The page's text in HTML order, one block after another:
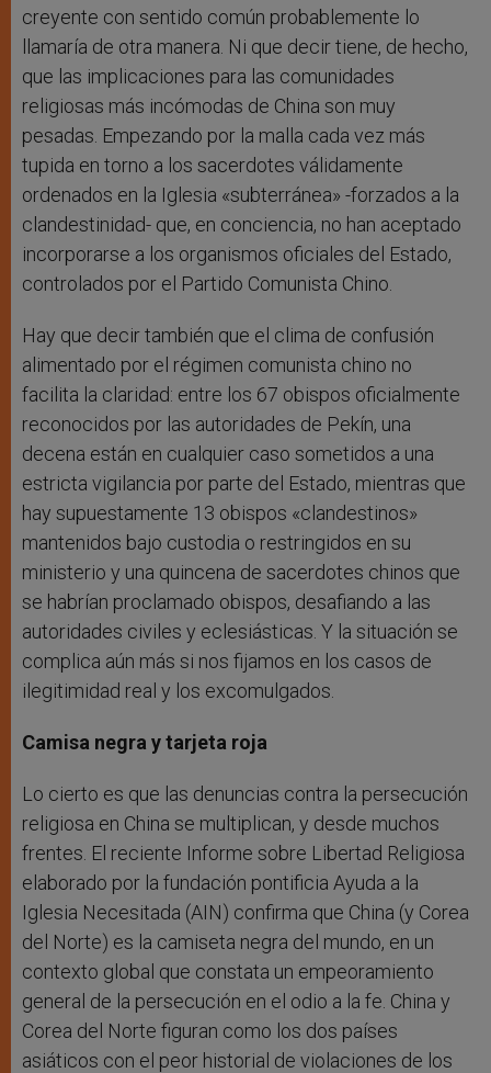
creyente con sentido común probablemente lo
llamaría de otra manera. Ni que decir tiene, de hecho,
que las implicaciones para las comunidades
religiosas más incómodas de China son muy
pesadas. Empezando por la malla cada vez más
tupida en torno a los sacerdotes válidamente
ordenados en la Iglesia «subterránea» -forzados a la
clandestinidad- que, en conciencia, no han aceptado
incorporarse a los organismos oficiales del Estado,
controlados por el Partido Comunista Chino.
Hay que decir también que el clima de confusión
alimentado por el régimen comunista chino no
facilita la claridad: entre los 67 obispos oficialmente
reconocidos por las autoridades de Pekín, una
decena están en cualquier caso sometidos a una
estricta vigilancia por parte del Estado, mientras que
hay supuestamente 13 obispos «clandestinos»
mantenidos bajo custodia o restringidos en su
ministerio y una quincena de sacerdotes chinos que
se habrían proclamado obispos, desafiando a las
autoridades civiles y eclesiásticas. Y la situación se
complica aún más si nos fijamos en los casos de
ilegitimidad real y los excomulgados.
Camisa negra y tarjeta roja
Lo cierto es que las denuncias contra la persecución
religiosa en China se multiplican, y desde muchos
frentes. El reciente Informe sobre Libertad Religiosa
elaborado por la fundación pontificia Ayuda a la
Iglesia Necesitada (AIN) confirma que China (y Corea
del Norte) es la camiseta negra del mundo, en un
contexto global que constata un empeoramiento
general de la persecución en el odio a la fe. China y
Corea del Norte figuran como los dos países
asiáticos con el peor historial de violaciones de los